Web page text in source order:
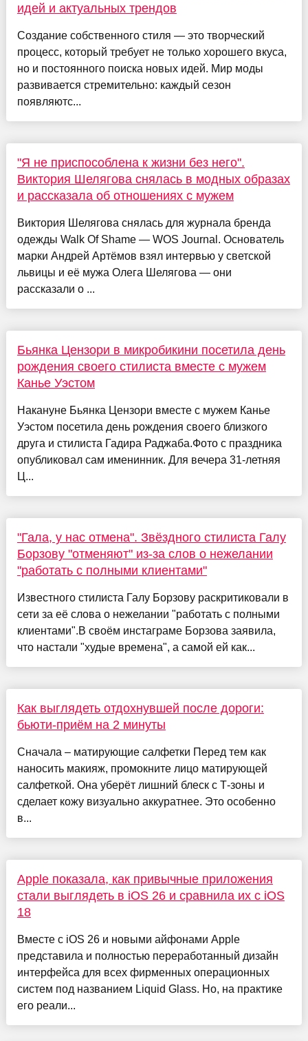
идей и актуальных трендов
Создание собственного стиля — это творческий
процесс, который требует не только хорошего вкуса,
но и постоянного поиска новых идей. Мир моды
развивается стремительно: каждый сезон
появляютс...
"Я не приспособлена к жизни без него".
Виктория Шелягова снялась в модных образах
и рассказала об отношениях с мужем
Виктория Шелягова снялась для журнала бренда
одежды Walk Of Shame — WOS Journal. Основатель
марки Андрей Артёмов взял интервью у светской
львицы и её мужа Олега Шелягова — они
рассказали о ...
Бьянка Цензори в микробикини посетила день
рождения своего стилиста вместе с мужем
Канье Уэстом
Накануне Бьянка Цензори вместе с мужем Канье
Уэстом посетила день рождения своего близкого
друга и стилиста Гадира Раджаба.Фото с праздника
опубликовал сам именинник. Для вечера 31-летняя
Ц...
"Гала, у нас отмена". Звёздного стилиста Галу
Борзову "отменяют" из-за слов о нежелании
"работать с полными клиентами"
Известного стилиста Галу Борзову раскритиковали в
сети за её слова о нежелании "работать с полными
клиентами".В своём инстаграме Борзова заявила,
что настали "худые времена", а самой ей как...
Как выглядеть отдохнувшей после дороги:
бьюти-приём на 2 минуты
Сначала – матирующие салфетки Перед тем как
наносить макияж, промокните лицо матирующей
салфеткой. Она уберёт лишний блеск с Т-зоны и
сделает кожу визуально аккуратнее. Это особенно
в...
Apple показала, как привычные приложения
стали выглядеть в iOS 26 и сравнила их с iOS
18
Вместе с iOS 26 и новыми айфонами Apple
представила и полностью переработанный дизайн
интерфейса для всех фирменных операционных
систем под названием Liquid Glass. Но, на практике
его реали...